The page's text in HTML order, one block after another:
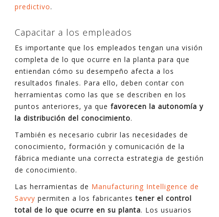
predictivo.
Capacitar a los empleados
Es importante que los empleados tengan una visión
completa de lo que ocurre en la planta para que
entiendan cómo su desempeño afecta a los
resultados finales. Para ello, deben contar con
herramientas como las que se describen en los
puntos anteriores, ya que favorecen la autonomía y
la distribución del conocimiento.
También es necesario cubrir las necesidades de
conocimiento, formación y comunicación de la
fábrica mediante una correcta estrategia de gestión
de conocimiento.
Las herramientas de Manufacturing Intelligence de
Savvy permiten a los fabricantestener el control
total de lo que ocurre en su planta. Los usuarios